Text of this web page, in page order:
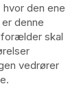
den ene
denne
skal
vedrører